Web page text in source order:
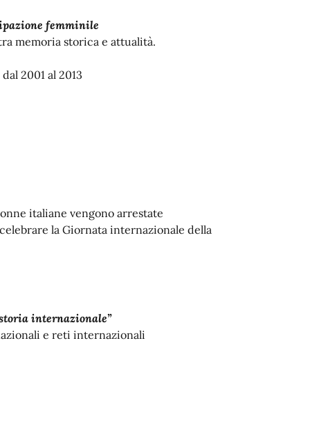
femminile
memoria storica e attualità.
2001 al 2013
italiane vengono arrestate
la Giornata internazionale della
internazionale”
e reti internazionali